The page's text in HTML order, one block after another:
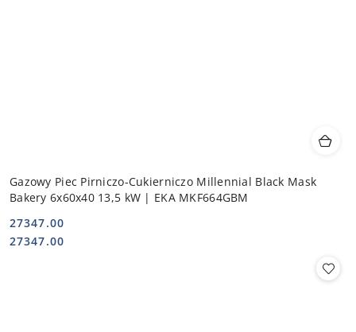
Gazowy Piec Pirniczo-Cukierniczo Millennial Black Mask
Bakery 6x60x40 13,5 kW | EKA MKF664GBM
Cena:
27347.00
Cena:
27347.00